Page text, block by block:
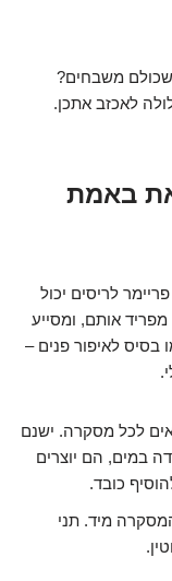
שכולם משבחים?
לאכזב אתכן.
את באמת
לריסים יכול
אותם, ומסייע
לאיפור פנים –
לכל מסקרה. ישנם
במים, הם יוצרים
כובד.
מיד. תני